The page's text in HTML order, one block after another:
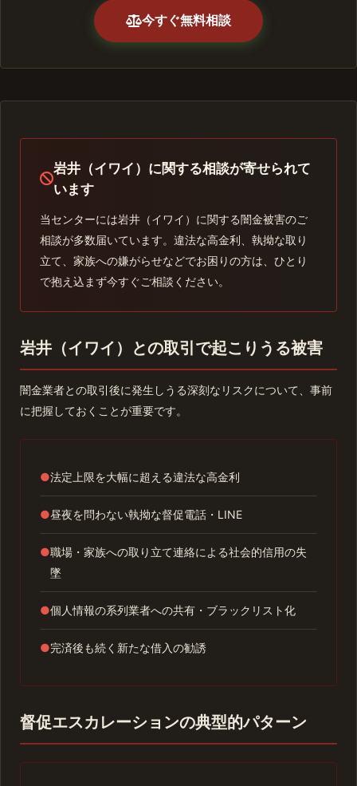
今すぐ無料相談
岩井（イワイ）に関する相談が寄せられて
います
当センターには岩井（イワイ）に関する闇金被害のご
相談が多数届いています。違法な高金利、執拗な取り
立て、家族への嫌がらせなどでお困りの方は、ひとり
で抱え込まず今すぐご相談ください。
岩井（イワイ）との取引で起こりうる被害
闇金業者との取引後に発生しうる深刻なリスクについて、事前
に把握しておくことが重要です。
●法定上限を大幅に超える違法な高金利
●昼夜を問わない執拗な督促電話・LINE
●職場・家族への取り立て連絡による社会的信用の失
墜
●個人情報の系列業者への共有・ブラックリスト化
●完済後も続く新たな借入の勧誘
督促エスカレーションの典型的パターン